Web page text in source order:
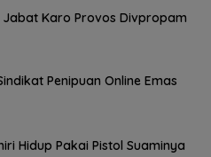
Karo Provos Divpropam
Penipuan Online Emas
Hidup Pakai Pistol Suaminya